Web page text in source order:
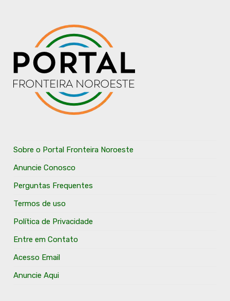
Sobre o Portal Fronteira Noroeste
Anuncie Conosco
Perguntas Frequentes
Termos de uso
Política de Privacidade
Entre em Contato
Acesso Email
Anuncie Aqui